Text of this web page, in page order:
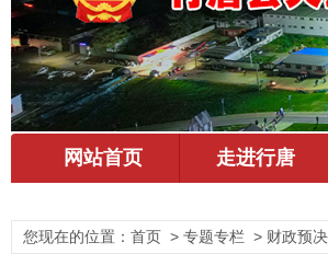
您现在的位置： 首页 > 专题专栏 > 财政预